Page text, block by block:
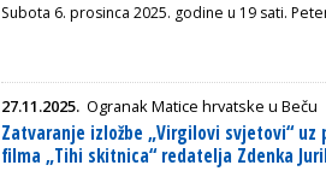
Subota 6. prosinca 2025. godine u 19 sati.
27.11.2025. Ogranak Matice hrvatske u Beču
Zatvaranje izložbe „Virgilovi svjetovi“
filma „Tihi skitnica“ redatelja Zdenka